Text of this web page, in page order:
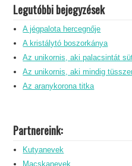
Legutóbbi bejegyzések
A jégpalota hercegnője
A kristálytó boszorkánya
Az unikornis, aki palacsintát
Az unikornis, aki mindig
Az aranykorona titka
Partnereink:
Kutyanevek
Macskanevek